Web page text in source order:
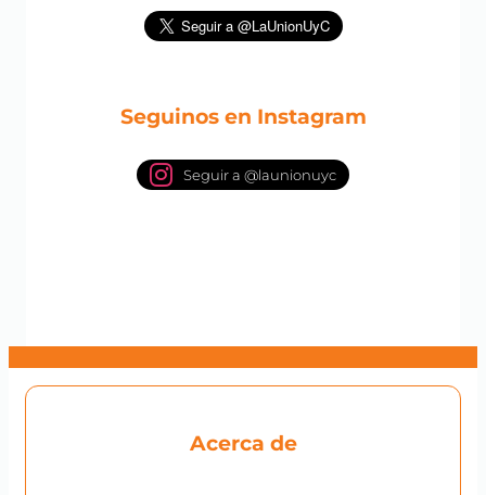
Seguinos en Instagram
Seguir a @launionuyc
Acerca de